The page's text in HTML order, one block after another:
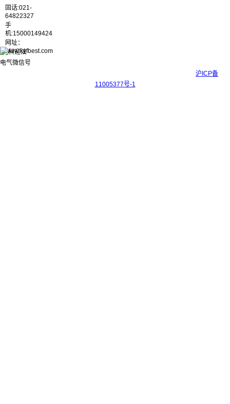
固话:021-
64822327
手
机:15000149424
网址：
www.kyfbest.com
沪ICP备
11005377号-1